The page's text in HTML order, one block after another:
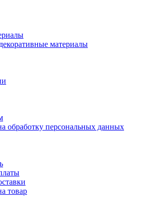
материалы
обработку персональных данных
товар